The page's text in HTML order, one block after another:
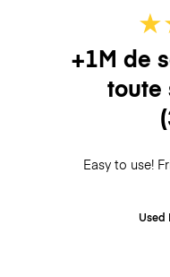
★
+1M de
toute
Easy to use!
Used